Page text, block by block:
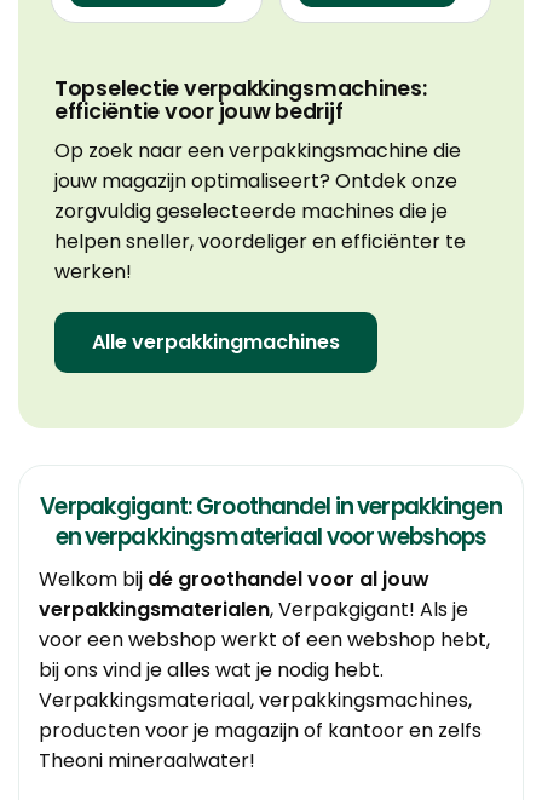
Topselectie verpakkingsmachines:
efficiëntie voor jouw bedrijf
Op zoek naar een verpakkingsmachine die
jouw magazijn optimaliseert? Ontdek onze
zorgvuldig geselecteerde machines die je
helpen sneller, voordeliger en efficiënter te
werken!
Alle verpakkingmachines
Verpakgigant: Groothandel in verpakkingen
en verpakkingsmateriaal voor webshops
Welkom bij dé groothandel voor al jouw
verpakkingsmaterialen, Verpakgigant! Als je
voor een webshop werkt of een webshop hebt,
bij ons vind je alles wat je nodig hebt.
Verpakkingsmateriaal, verpakkingsmachines,
producten voor je magazijn of kantoor en zelfs
Theoni mineraalwater!